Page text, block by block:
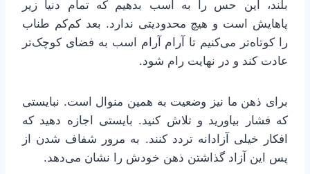
بلند، این حس را به اسب بدهیم که تمام دنیا زیر
پاهایش است و هیچ محدودیتی ندارد. بعد کم‌کم طناب
را کوتاه‌تر می‌کنیم تا آرام آرام اسب به فضای کوچک‌تر
عادت کند و در نهایت رام شود.
برای ذهن ما نیز وضعیت به همین منوال است. نبایستی
که فشار بیاورید و تلاش کنید. بایستی اجازه دهید که
افکار خیلی آزادانه تردد کنند. به مرور شفاف شدن از
پس این آزاد گذاشتن ذهن خودش را نشان می‌دهد.